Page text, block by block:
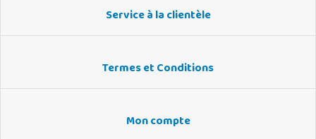
Service à la clientèle
Termes et Conditions
Mon compte